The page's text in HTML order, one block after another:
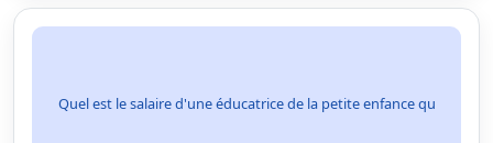
Quel est le salaire d'une éducatrice de la petite enfance qu